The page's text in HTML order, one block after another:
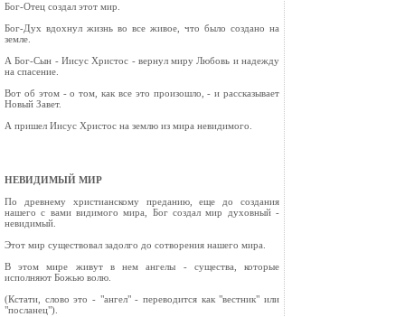
Бог-Отец создал этот мир.
Бог-Дух вдохнул жизнь во все живое, что было создано на
земле.
А Бог-Сын - Иисус Христос - вернул миру Любовь и надежду
на спасение.
Вот об этом - о том, как все это произошло, - и рассказывает
Новый Завет.
А пришел Иисус Христос на землю из мира невидимого.
НЕВИДИМЫЙ МИР
По древнему христианскому преданию, еще до создания
нашего с вами видимого мира, Бог создал мир духовный -
невидимый.
Этот мир существовал задолго до сотворения нашего мира.
В этом мире живут в нем ангелы - существа, которые
исполняют Божью волю.
(Кстати, слово это - "ангел" - переводится как "вестник" или
"посланец").